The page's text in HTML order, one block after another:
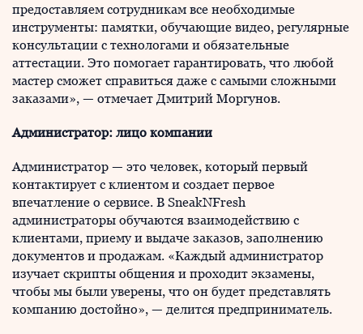
предоставляем сотрудникам все необходимые
инструменты: памятки, обучающие видео, регулярные
консультации с технологами и обязательные
аттестации. Это помогает гарантировать, что любой
мастер сможет справиться даже с самыми сложными
заказами», — отмечает Дмитрий Моргунов.
Администратор: лицо компании
Администратор — это человек, который первый
контактирует с клиентом и создает первое
впечатление о сервисе. В SneakNFresh
администраторы обучаются взаимодействию с
клиентами, приему и выдаче заказов, заполнению
документов и продажам. «Каждый администратор
изучает скрипты общения и проходит экзамены,
чтобы мы были уверены, что он будет представлять
компанию достойно», — делится предприниматель.